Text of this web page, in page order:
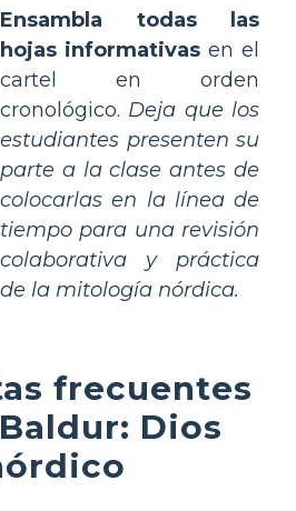
Ensambla todas las
hojas informativas en el
cartel en orden
cronológico. Deja que los
estudiantes presenten su
parte a la clase antes de
colocarlas en la línea de
tiempo para una revisión
colaborativa y práctica
de la mitología nórdica.
frecuentes
Dios